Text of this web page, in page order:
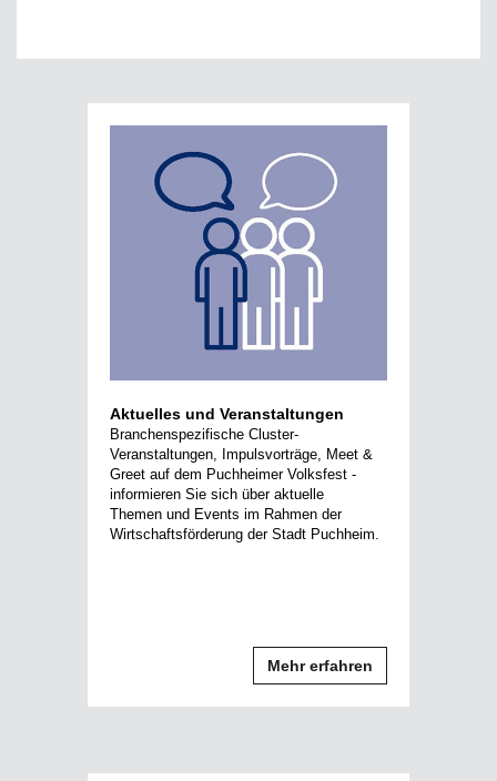
Aktuelles und Veranstaltungen
Branchenspezifische Cluster-
Veranstaltungen, Impulsvorträge, Meet &
Greet auf dem Puchheimer Volksfest -
informieren Sie sich über aktuelle
Themen und Events im Rahmen der
Wirtschaftsförderung der Stadt Puchheim.
Mehr erfahren